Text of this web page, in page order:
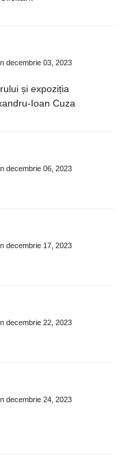
decembrie 03, 2023
și expoziția
Ioan Cuza
decembrie 06, 2023
decembrie 17, 2023
decembrie 22, 2023
decembrie 24, 2023